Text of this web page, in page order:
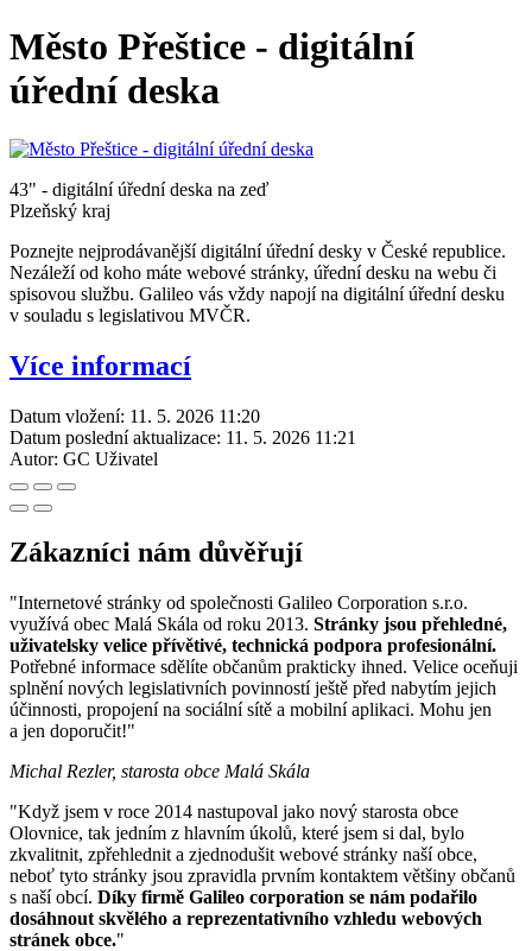
Město Přeštice - digitální
úřední deska
43" - digitální úřední deska na zeď
Plzeňský kraj
Poznejte nejprodávanější digitální úřední desky v České republice.
Nezáleží od koho máte webové stránky, úřední desku na webu či
spisovou službu. Galileo vás vždy napojí na digitální úřední desku
v souladu s legislativou MVČR.
Více informací
Datum vložení: 11. 5. 2026 11:20
Datum poslední aktualizace: 11. 5. 2026 11:21
Autor: GC Uživatel
Zákazníci nám důvěřují
"Internetové stránky od společnosti Galileo Corporation s.r.o.
využívá obec Malá Skála od roku 2013. Stránky jsou přehledné,
uživatelsky velice přívětivé, technická podpora profesionální.
Potřebné informace sdělíte občanům prakticky ihned. Velice oceňuji
splnění nových legislativních povinností ještě před nabytím jejich
účinnosti, propojení na sociální sítě a mobilní aplikaci. Mohu jen
a jen doporučit!"
Michal Rezler, starosta obce Malá Skála
"Když jsem v roce 2014 nastupoval jako nový starosta obce
Olovnice, tak jedním z hlavním úkolů, které jsem si dal, bylo
zkvalitnit, zpřehlednit a zjednodušit webové stránky naší obce,
neboť tyto stránky jsou zpravidla prvním kontaktem většiny občanů
s naší obcí. Díky firmě Galileo corporation se nám podařilo
dosáhnout skvělého a reprezentativního vzhledu webových
stránek obce."